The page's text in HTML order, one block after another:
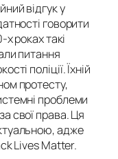
відгук у
говорити
роках такі
питання
поліції. Їхній
протесту,
проблеми
свої права. Ця
адже
Lives Matter.